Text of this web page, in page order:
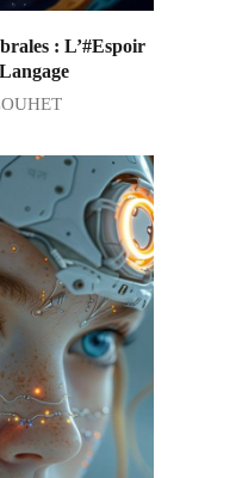
: L’#Espoir